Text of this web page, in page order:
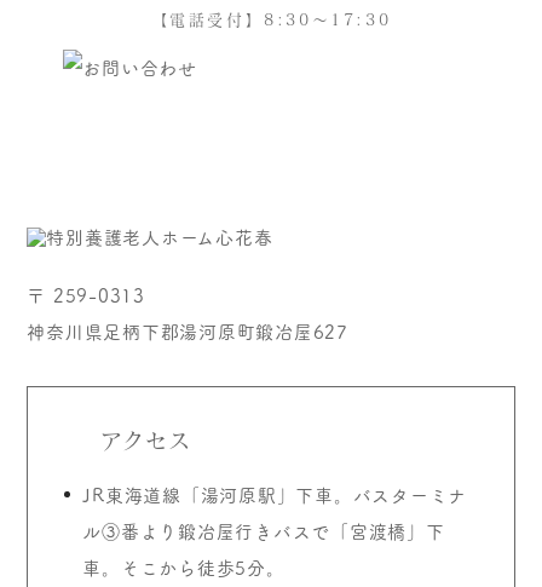
【電話受付】8:30～17:30
〒 259-0313
神奈川県足柄下郡湯河原町鍛冶屋627
アクセス
JR東海道線「湯河原駅」下車。バスターミナ
ル③番より鍛冶屋行きバスで「宮渡橋」下
車。そこから徒歩5分。